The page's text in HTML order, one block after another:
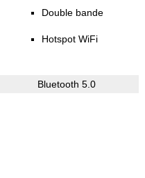
Double bande
Hotspot WiFi
Bluetooth 5.0